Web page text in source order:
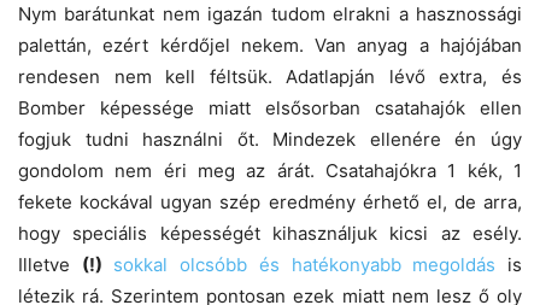
Nym barátunkat nem igazán tudom elrakni a hasznossági
palettán, ezért kérdőjel nekem. Van anyag a hajójában
rendesen nem kell féltsük. Adatlapján lévő extra, és
Bomber képessége miatt elsősorban csatahajók ellen
fogjuk tudni használni őt. Mindezek ellenére én úgy
gondolom nem éri meg az árát. Csatahajókra 1 kék, 1
fekete kockával ugyan szép eredmény érhető el, de arra,
hogy speciális képességét kihasználjuk kicsi az esély.
Illetve (!) sokkal olcsóbb és hatékonyabb megoldás is
létezik rá. Szerintem pontosan ezek miatt nem lesz ő oly